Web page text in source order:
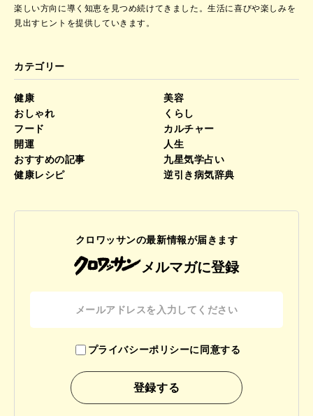
楽しい方向に導く知恵を見つめ続けてきました。生活に喜びや楽しみを
見出すヒントを提供していきます。
カテゴリー
健康
美容
おしゃれ
くらし
フード
カルチャー
開運
人生
おすすめの記事
九星気学占い
健康レシピ
逆引き病気辞典
クロワッサンの最新情報が届きます
メルマガに登録
プライバシーポリシーに同意する